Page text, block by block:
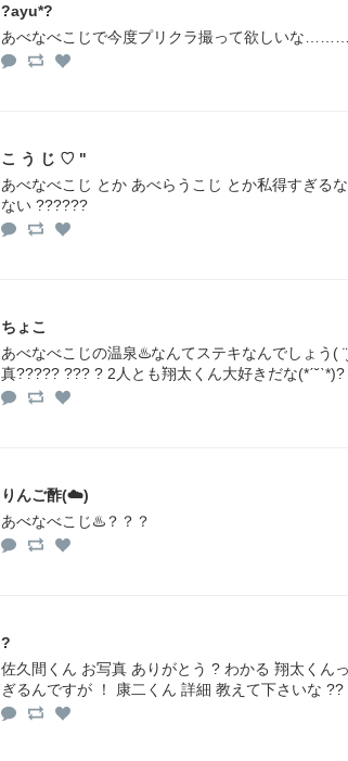
?ayu*?
あべなべこじで今度プリクラ撮って欲しいな
こ う じ ♡ "
あべなべこじ とか あべらうこじ とか私得すぎる
ない ??????
ちょこ
あべなべこじの温泉♨️なんてステキなんでしょう(
真????? ??? ? 2人とも翔太くん大好きだな(*ˊ˘ˋ*)?
りんご酢(☁️)
あべなべこじ♨️？？？
?
佐久間くん お写真 ありがとう ? わかる 翔太くん
ぎるんですが ！ 康二くん 詳細 教えて下さいな ??